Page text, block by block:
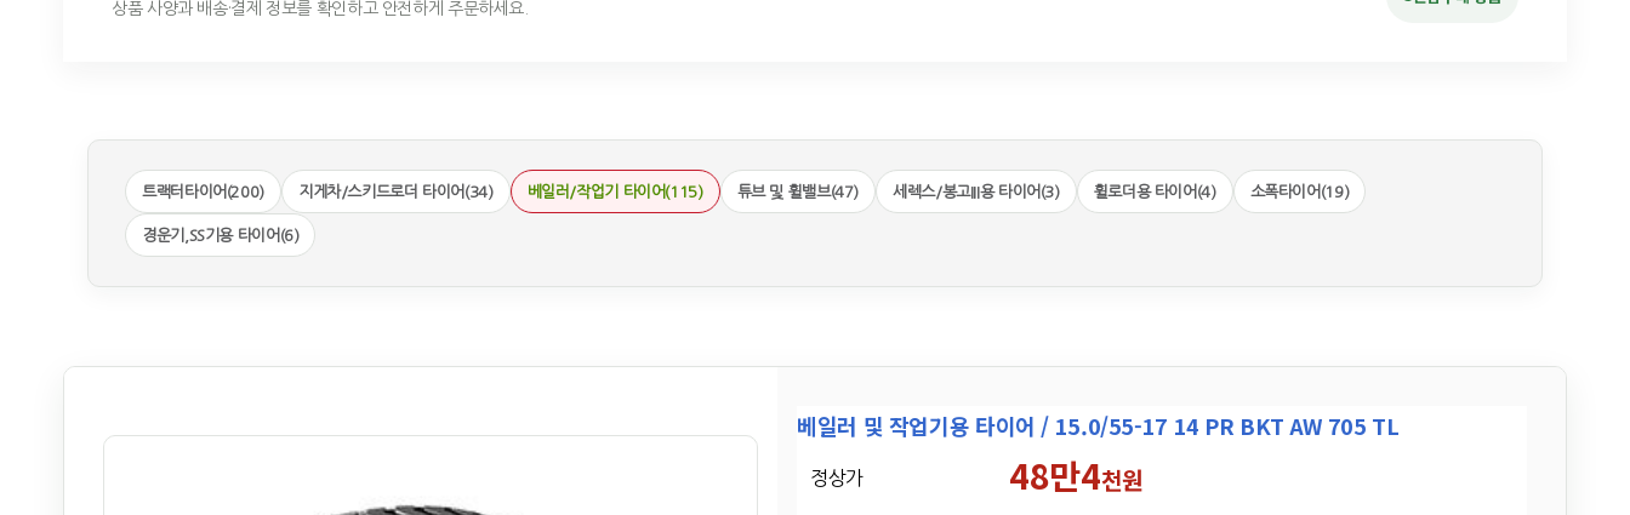
상품 사양과 배송·결제 정보를 확인하고 안전하게 주문하세요.
트랙터타이어(200) 지게차/스키드로더 타이어(34) 베일러/작업기 타이어(115) 튜브 및 휠밸브(47) 세렉스/봉고III용 타이어(3) 휠로더용 타이어(4) 소폭타이어(19)
경운기,SS기용 타이어(6)
베일러 및 작업기용 타이어 / 15.0/55-17 14 PR BKT AW 705 TL
정상가 48만4천원